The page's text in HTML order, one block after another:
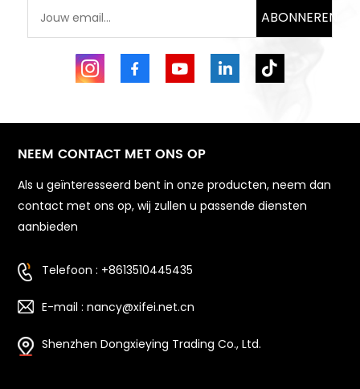
ABONNEREN
NEEM CONTACT MET ONS OP
Als u geïnteresseerd bent in onze producten, neem dan
contact met ons op, wij zullen u passende diensten
aanbieden
Telefoon : +8613510445435
E-mail : nancy@xifei.net.cn
Shenzhen Dongxieying Trading Co., Ltd.